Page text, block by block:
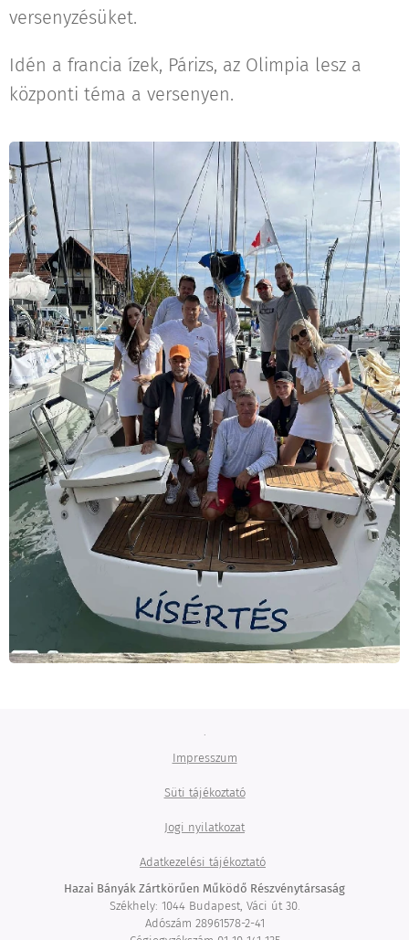
versenyzésüket.
Idén a francia ízek, Párizs, az Olimpia lesz a
központi téma a versenyen.
.
Impresszum
Süti tájékoztató
Jogi nyilatkozat
Adatkezelési tájékoztató
Hazai Bányák Zártkörűen Működő Részvénytársaság
Székhely: 1044 Budapest, Váci út 30.
Adószám 28961578-2-41